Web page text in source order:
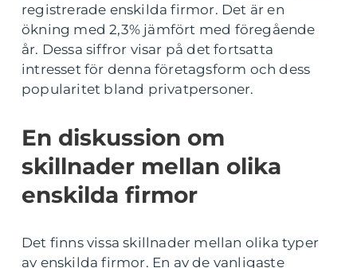
registrerade enskilda firmor. Det är en
ökning med 2,3% jämfört med föregående
år. Dessa siffror visar på det fortsatta
intresset för denna företagsform och dess
popularitet bland privatpersoner.
En diskussion om
skillnader mellan olika
enskilda firmor
Det finns vissa skillnader mellan olika typer
av enskilda firmor. En av de vanligaste